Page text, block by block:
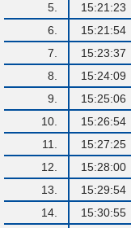
5.
15:21:23
6.
15:21:54
7.
15:23:37
8.
15:24:09
9.
15:25:06
10.
15:26:54
11.
15:27:25
12.
15:28:00
13.
15:29:54
14.
15:30:55